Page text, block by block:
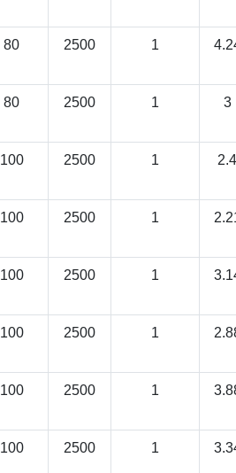
80 2500 1
80 2500 1 3
100 2500 1 2.4
100 2500 1
100 2500 1
100 2500 1
100 2500 1
100 2500 1